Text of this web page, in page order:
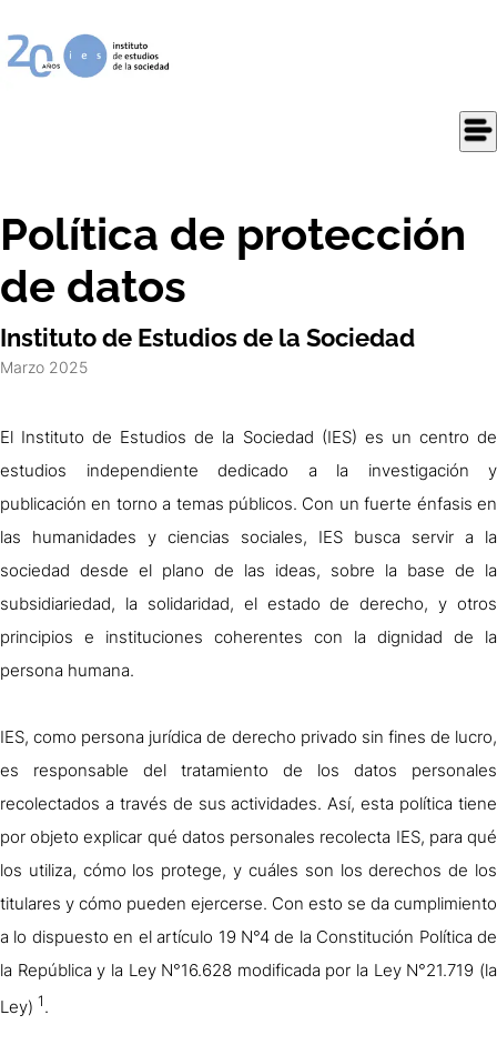
Política de protección
de datos
Instituto de Estudios de la Sociedad
Marzo 2025
El Instituto de Estudios de la Sociedad (IES) es un centro de
estudios independiente dedicado a la investigación y
publicación en torno a temas públicos. Con un fuerte énfasis en
las humanidades y ciencias sociales, IES busca servir a la
sociedad desde el plano de las ideas, sobre la base de la
subsidiariedad, la solidaridad, el estado de derecho, y otros
principios e instituciones coherentes con la dignidad de la
persona humana.
IES, como persona jurídica de derecho privado sin fines de lucro,
es responsable del tratamiento de los datos personales
recolectados a través de sus actividades. Así, esta política tiene
por objeto explicar qué datos personales recolecta IES, para qué
los utiliza, cómo los protege, y cuáles son los derechos de los
titulares y cómo pueden ejercerse. Con esto se da cumplimiento
a lo dispuesto en el artículo 19 N°4 de la Constitución Política de
la República y la Ley N°16.628 modificada por la Ley N°21.719 (la
Ley) 1 .